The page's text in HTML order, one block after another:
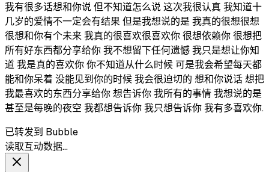
我有很多话想和你说 但不知道怎么说 这次我很认真 我知道十
几岁的爱情不一定会有结果 但是我想说的是 我真的很想很想
很想和你有个未来 我真的很喜欢很喜欢你 很想依赖你 很想把
所有好东西都分享给你 我不想留下任何遗憾 我只是想让你知
道 我是真的喜欢你 你不知道从什么时候 可是我会希望每天都
能和你呆着 没能见到你的时候 我会很迫切的 想和你说话 想把
我最喜欢的东西分享给你 想告诉你 我所有的事情 我想说的是
甚至是每晚的夜空 我都想告诉你 我只想告诉你 我有多喜欢你.
已转发到 Bubble
读取互动数据…